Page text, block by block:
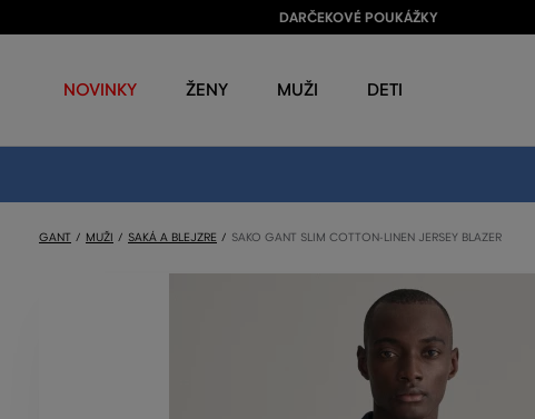
DARČEKOVÉ POUKÁŽKY
NOVINKY ŽENY MUŽI DETI
GANT MUŽI SAKÁ A BLEJZRE SAKO GANT SLIM COTTON-LINEN JERSEY BLAZER